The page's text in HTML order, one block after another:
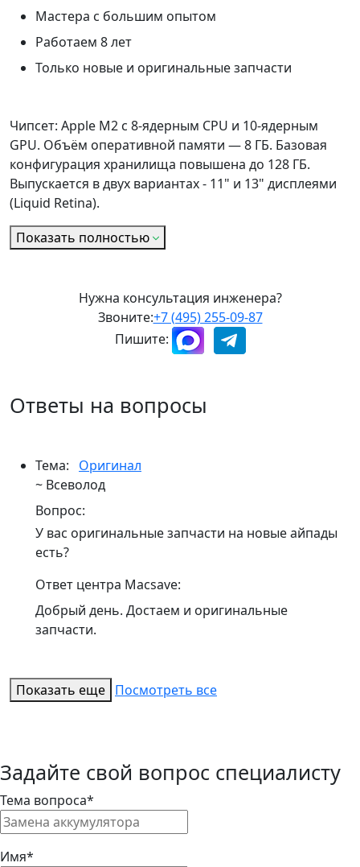
Мастера с большим опытом
Работаем 8 лет
Только новые и оригинальные запчасти
Чипсет: Apple M2 c 8-ядерным CPU и 10-ядерным
GPU. Объём оперативной памяти — 8 ГБ. Базовая
конфигурация хранилища повышена до 128 ГБ.
Выпускается в двух вариантах - 11" и 13" дисплеями
(Liquid Retina).
Показать полностью
Нужна консультация инженера?
Звоните:+7 (495) 255-09-87
Пишите:
Ответы на вопросы
Тема:
Оригинал
~ Всеволод
Вопрос:
У вас оригинальные запчасти на новые айпады
есть?
Ответ центра Macsave:
Добрый день. Достаем и оригинальные
запчасти.
Показать еще Посмотреть все
Задайте свой вопрос специалисту
Тема вопроса*
Имя*